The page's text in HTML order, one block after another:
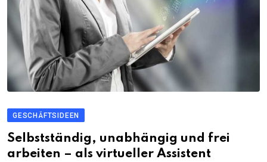
GESCHÄFTSIDEEN
Selbstständig, unabhängig und frei
arbeiten – als virtueller Assistent